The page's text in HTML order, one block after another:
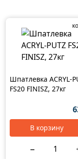
Шпатлевка ACRYL-
FS20 FINISZ, 27кг
В корзину
−